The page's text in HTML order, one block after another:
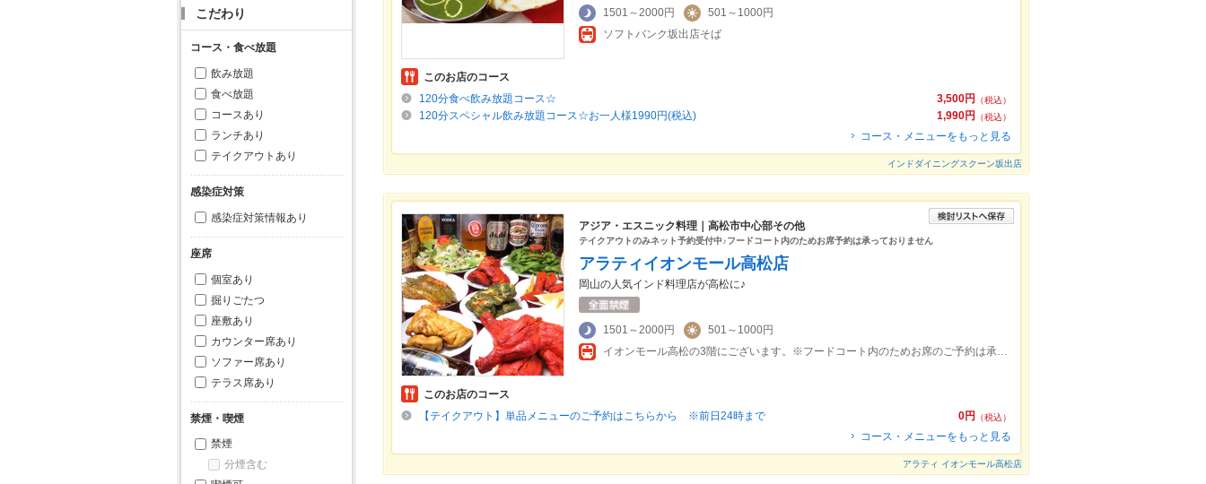
こだわり
コース・食べ放題
飲み放題
食べ放題
コースあり
ランチあり
テイクアウトあり
感染症対策
感染症対策情報あり
座席
個室あり
掘りごたつ
座敷あり
カウンター席あり
ソファー席あり
テラス席あり
禁煙・喫煙
禁煙
分煙含む
1501～2000円
501～1000円
ソフトバンク坂出店そば
このお店のコース
3,500円
（税込）
120分食べ飲み放題コース☆
1,990円
（税込）
120分スペシャル飲み放題コース☆お一人様1990円(税込)
コース・メニューをもっと見る
インドダイニングスクーン坂出店
アジア・エスニック料理｜高松市中心部その他
テイクアウトのみネット予約受付中♪フードコート内のためお席予約は承っておりません
アラティイオンモール高松店
岡山の人気インド料理店が高松に♪
1501～2000円
501～1000円
イオンモール高松の3階にございます。※フードコート内のためお席のご予約は承っていりませんのでご注意ください。
このお店のコース
0円
（税込）
【テイクアウト】単品メニューのご予約はこちらから ※前日24時まで
コース・メニューをもっと見る
アラティ イオンモール高松店